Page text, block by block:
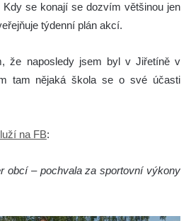
se konají se dozvím většinou jen
týdenní plán akcí.
že naposledy jsem byl v Jiřetíně v
tam nějaká škola se o své účasti
na FB:
obcí – pochvala za sportovní výkony